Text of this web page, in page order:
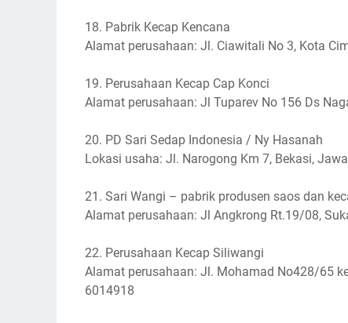
18. Pabrik Kecap Kencana
Alamat perusahaan: Jl. Ciawitali No 3, Kota
19. Perusahaan Kecap Cap Konci
Alamat perusahaan: Jl Tuparev No 156 Ds
20. PD Sari Sedap Indonesia / Ny Hasanah
Lokasi usaha: Jl. Narogong Km 7, Bekasi,
21. Sari Wangi – pabrik produsen saos dan
Alamat perusahaan: Jl Angkrong Rt.19/08,
22. Perusahaan Kecap Siliwangi
Alamat perusahaan: Jl. Mohamad No428/65
6014918